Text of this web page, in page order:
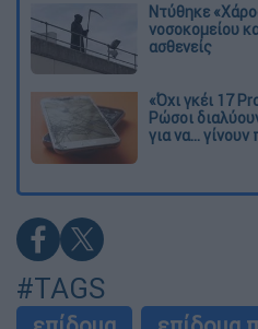
Ντύθηκε
νοσοκομείου
ασθενείς
«Όχι γκέι 17
Ρώσοι
για να... γίνουν
#TAGS